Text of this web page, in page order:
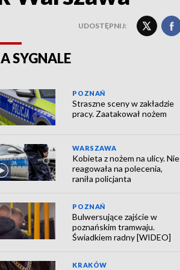
UDOSTĘPNIJ:
SYGNALE
POZNAŃ
Straszne sceny w zakładzie
pracy. Zaatakował nożem
WARSZAWA
Kobieta z nożem na ulicy. Nie
reagowała na polecenia,
raniła policjanta
POZNAŃ
Bulwersujące zajście w
poznańskim tramwaju.
Świadkiem radny [WIDEO]
KRAKÓW